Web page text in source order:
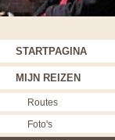
STARTPAGINA
MIJN REIZEN
Routes
Foto's